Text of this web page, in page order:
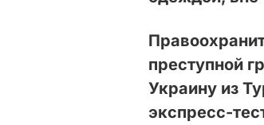
преступной
Украину из
экспресс-